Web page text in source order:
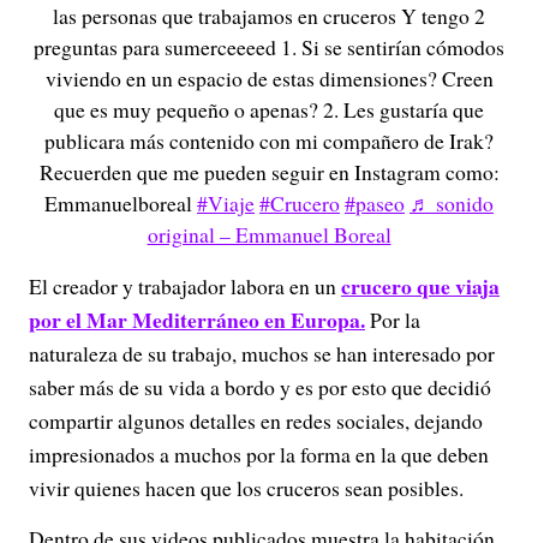
las personas que trabajamos en cruceros Y tengo 2
preguntas para sumerceeeed 1. Si se sentirían cómodos
viviendo en un espacio de estas dimensiones? Creen
que es muy pequeño o apenas? 2. Les gustaría que
publicara más contenido con mi compañero de Irak?
Recuerden que me pueden seguir en Instagram como:
Emmanuelboreal#Viaje#Crucero#paseo ♬ sonido
original – Emmanuel Boreal
El creador y trabajador labora en uncrucero que viaja
por el Mar Mediterráneo en Europa.Por la
naturaleza de su trabajo, muchos se han interesado por
saber más de su vida a bordo y es por esto que decidió
compartir algunos detalles en redes sociales, dejando
impresionados a muchos por la forma en la que deben
vivir quienes hacen que los cruceros sean posibles.